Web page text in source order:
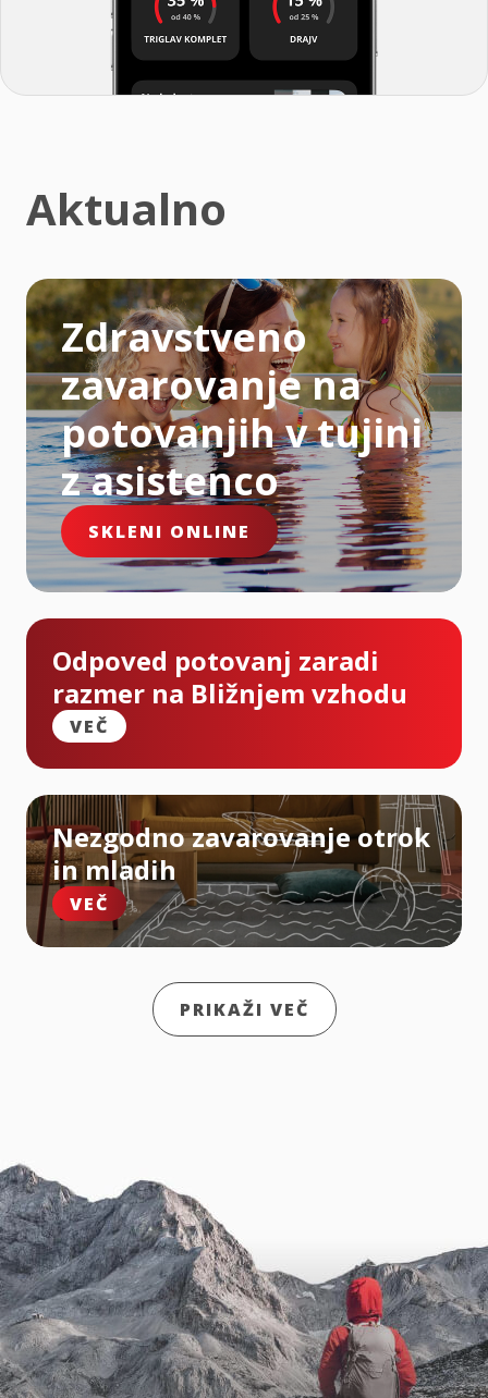
Aktualno
Zdravstveno
zavarovanje na
potovanjih v tujini
z asistenco
SKLENI ONLINE
Odpoved potovanj zaradi
razmer na Bližnjem vzhodu
VEČ
Nezgodno zavarovanje otrok
in mladih
VEČ
PRIKAŽI VEČ